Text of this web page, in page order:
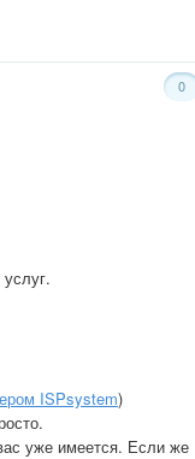
0
ISPsystem)
уже имеется. Если же